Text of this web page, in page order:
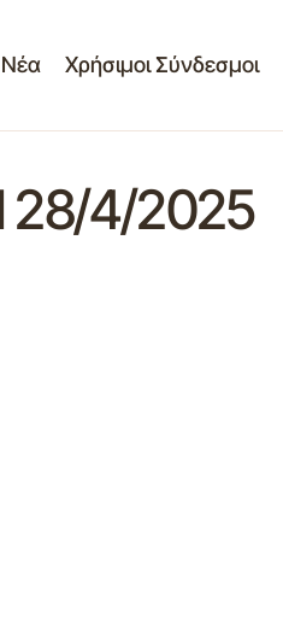
Νέα Χρήσιμοι Σύνδεσμοι
4/2025